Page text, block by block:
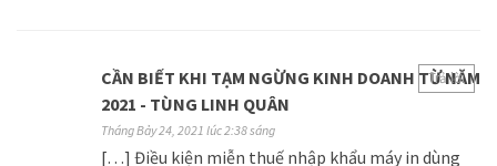
CẦN BIẾT KHI TẠM NGỪNG KINH DOANH TỪ NĂM
2021 - TÙNG LINH QUÂN
Tháng Bảy 24, 2021 lúc 2:38 sáng
[…] Điều kiện miễn thuế nhập khẩu máy in dùng
Trả lời